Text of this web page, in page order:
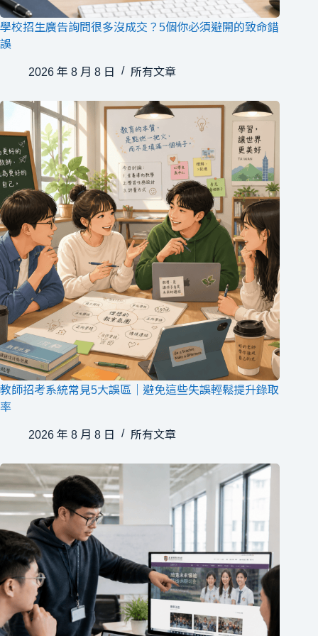
學校招生廣告詢問很多沒成交？5個你必須避開的致命錯
誤
2026 年 8 月 8 日 所有文章
教師招考系統常見5大誤區｜避免這些失誤輕鬆提升錄取
率
2026 年 8 月 8 日 所有文章